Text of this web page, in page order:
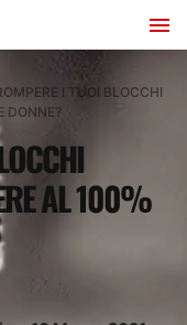
I TUOI BLOCCHI
DONNE?
AL 100%